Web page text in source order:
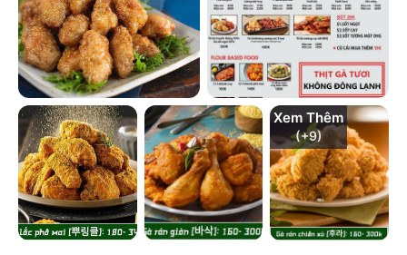
Xem Thêm
(+9)